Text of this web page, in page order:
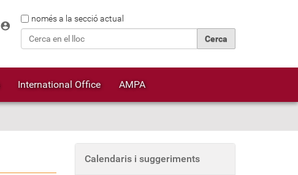
Cercanomés a la secció actual
account_circle
International Office AMPA
Calendaris i suggeriments